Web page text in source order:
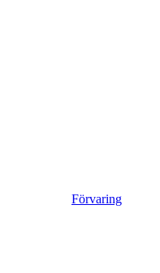
Förvaring